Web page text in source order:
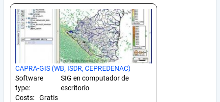
CAPRA-GIS (WB, ISDR, CEPREDENAC)
Software
type:
SIG en computador de
escritorio
Costs:
Gratis